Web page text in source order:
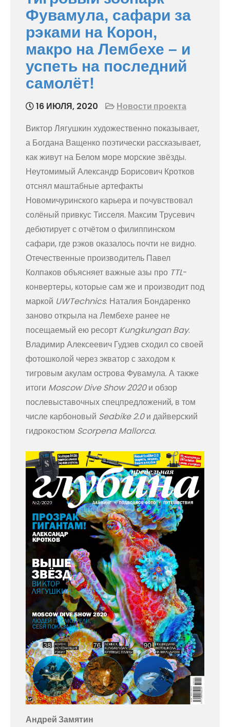
Фувамула, сафари за
рэками на Корон,
макро на Лембехе – и
успеть на последний
самолёт!
16 ИЮЛЯ, 2020
Новости проекта
Виктор Лягушкин художественно показывает,
а Богдана Ващенко поэтически рассказывает,
как живут на Белом море морские звёзды.
Неутомимый Александр Борисович Кротков
отснял маштабные артефакты
Новомичуринского карьера и почувствовал
солёный привкус Тисселя. Максим Трусевич
дебютирует с отчётом о филиппинском
сафари, где рэков оказалось почти не видно.
Отечественные производитель Павел
Колпаков объясняет важные азы про TTL-
конвертеры, которые сам же и производит под
маркой UWTechnics. Наталия Бондаренко
заново открыла на Лембехе ранее не
посещаемый ею ресорт Kungkungan Bay.
Владимир Алексеевич Гудзев сходил со своей
фотошколой через экватор с заходом к
тигровым акулам острова Фувамула. А также
итоги Moscow Dive Show 2020и обзор
послевыставочных спецпредложений, в том
числе карбоновый Seabike 2.0и дайверский
гидрокостюм Scorpena Mallorca.
Андрей Замятин